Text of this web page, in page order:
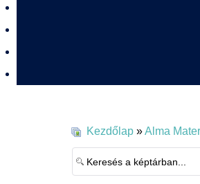
Kezdőlap »Alma Mater